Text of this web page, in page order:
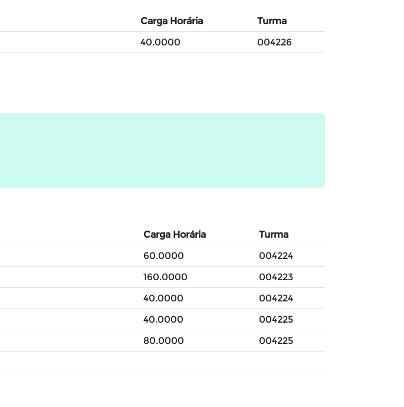
Carga Horária
Turma
40.0000 004226
Carga Horária
Turma
60.0000
004224
160.0000
004223
40.0000
004224
40.0000
004225
80.0000 004225